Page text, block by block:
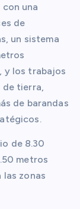
una
de
un sistema
y los trabajos
tierra,
de barandas
de 8.30
metros
las zonas